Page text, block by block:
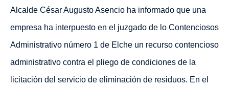
Alcalde César Augusto Asencio ha informado que una
empresa ha interpuesto en el juzgado de lo Contenciosos
Administrativo número 1 de Elche un recurso contencioso
administrativo contra el pliego de condiciones de la
licitación del servicio de eliminación de residuos. En el